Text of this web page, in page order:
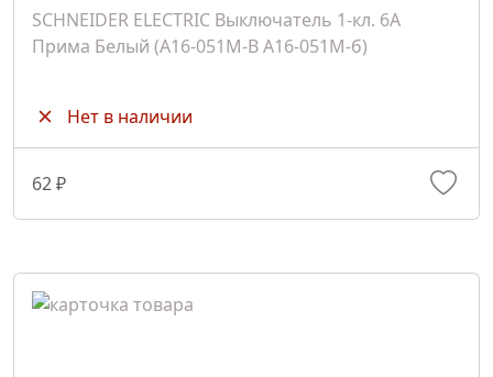
SCHNEIDER ELECTRIC Выключатель 1-кл. 6А
Прима Белый (A16-051M-B A16-051M-б)
Нет в наличии
62 ₽